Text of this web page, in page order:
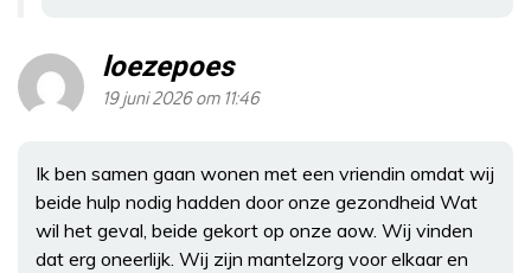
loezepoes
19 juni 2026 om 11:46
Ik ben samen gaan wonen met een vriendin omdat wij
beide hulp nodig hadden door onze gezondheid Wat
wil het geval, beide gekort op onze aow. Wij vinden
dat erg oneerlijk. Wij zijn mantelzorg voor elkaar en